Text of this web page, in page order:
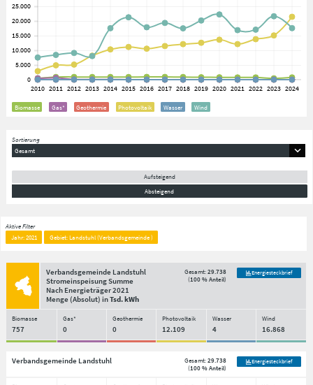
Biomasse Gas* Geothermie Photovoltaik Wasser Wind
Sortierung
Gesamt
Aufsteigend
Absteigend
Aktive Filter
Jahr: 2021
Gebiet: Landstuhl (Verbandsgemeinde )
Verbandsgemeinde Landstuhl
Stromeinspeisung Summe
Nach Energieträger2021
Menge(Absolut) inTsd. kWh
Gesamt:29.738
(100 % Anteil)
Energiesteckbrief
Biomasse Gas* Geothermie Photovoltaik Wasser Wind
757 0 0 12.109 4 16.868
Verbandsgemeinde Landstuhl Gesamt:29.738
(100 % Anteil)
Energiesteckbrief